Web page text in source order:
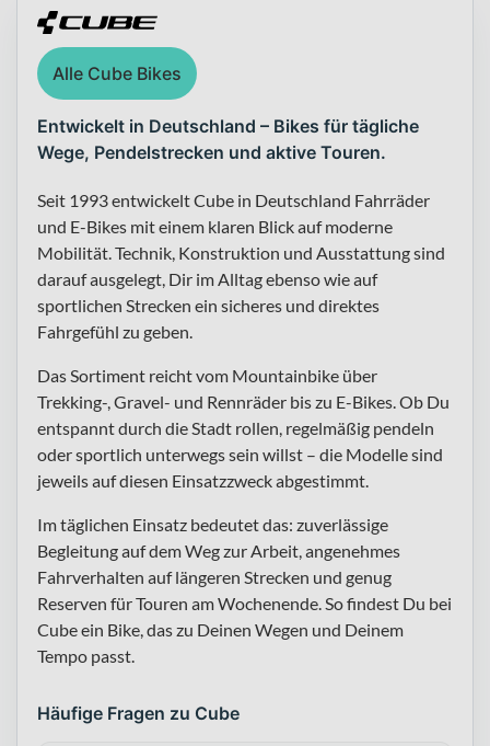
Alle Cube Bikes
Entwickelt in Deutschland – Bikes für tägliche
Wege, Pendelstrecken und aktive Touren.
Seit 1993 entwickelt Cube in Deutschland Fahrräder
und E-Bikes mit einem klaren Blick auf moderne
Mobilität. Technik, Konstruktion und Ausstattung sind
darauf ausgelegt, Dir im Alltag ebenso wie auf
sportlichen Strecken ein sicheres und direktes
Fahrgefühl zu geben.
Das Sortiment reicht vom Mountainbike über
Trekking-, Gravel- und Rennräder bis zu E-Bikes. Ob Du
entspannt durch die Stadt rollen, regelmäßig pendeln
oder sportlich unterwegs sein willst – die Modelle sind
jeweils auf diesen Einsatzzweck abgestimmt.
Im täglichen Einsatz bedeutet das: zuverlässige
Begleitung auf dem Weg zur Arbeit, angenehmes
Fahrverhalten auf längeren Strecken und genug
Reserven für Touren am Wochenende. So findest Du bei
Cube ein Bike, das zu Deinen Wegen und Deinem
Tempo passt.
Häufige Fragen zu Cube